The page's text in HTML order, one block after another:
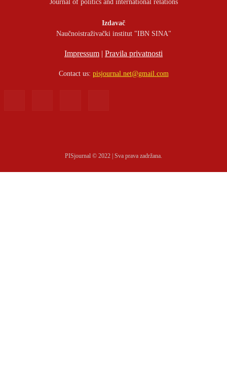
Journal of politics and international relations
Izdavač
Naučnoistraživački institut "IBN SINA"
Impressum | Pravila privatnosti
Contact us: pisjournal.net@gmail.com
PISjournal © 2022 | Sva prava zadržana.